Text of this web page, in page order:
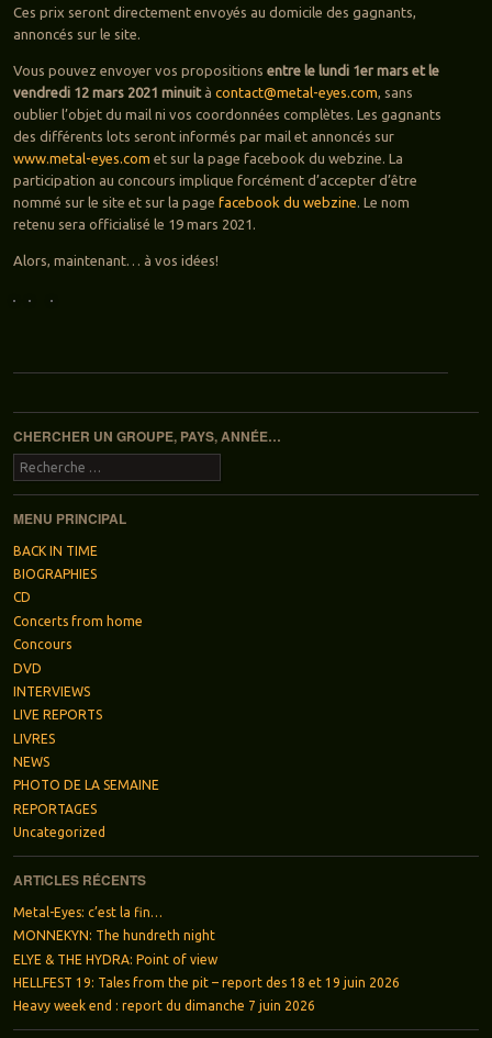
Ces prix seront directement envoyés au domicile des gagnants,
annoncés sur le site.
Vous pouvez envoyer vos propositions entre le lundi 1er mars et le
vendredi 12 mars 2021 minuità contact@metal-eyes.com, sans
oublier l’objet du mail ni vos coordonnées complètes. Les gagnants
des différents lots seront informés par mail et annoncés sur
www.metal-eyes.com et sur la page facebook du webzine. La
participation au concours implique forcément d’accepter d’être
nommé sur le site et sur la page facebook du webzine. Le nom
retenu sera officialisé le 19 mars 2021.
Alors, maintenant… à vos idées!
Navigation des articles
CHERCHER UN GROUPE, PAYS, ANNÉE…
Recherche
MENU PRINCIPAL
BACK IN TIME
BIOGRAPHIES
CD
Concerts from home
Concours
DVD
INTERVIEWS
LIVE REPORTS
LIVRES
NEWS
PHOTO DE LA SEMAINE
REPORTAGES
Uncategorized
ARTICLES RÉCENTS
Metal-Eyes: c’est la fin…
MONNEKYN: The hundreth night
ELYE & THE HYDRA: Point of view
HELLFEST 19: Tales from the pit – report des 18 et 19 juin 2026
Heavy week end : report du dimanche 7 juin 2026